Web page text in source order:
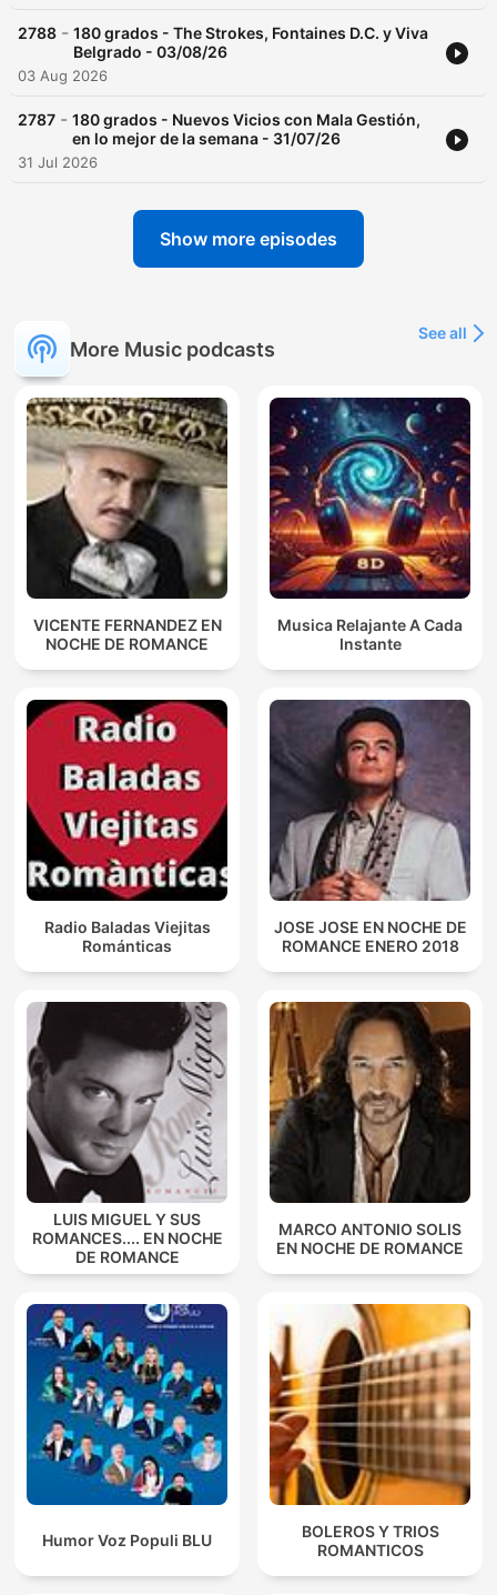
2788 - 180 grados - The Strokes, Fontaines D.C. y Viva
Belgrado - 03/08/26
03 Aug 2026
2787 - 180 grados - Nuevos Vicios con Mala Gestión,
en lo mejor de la semana - 31/07/26
31 Jul 2026
Show more episodes
More Music podcasts
See all
VICENTE FERNANDEZ EN
NOCHE DE ROMANCE
Musica Relajante A Cada
Instante
Radio Baladas Viejitas
Románticas
JOSE JOSE EN NOCHE DE
ROMANCE ENERO 2018
LUIS MIGUEL Y SUS
ROMANCES.... EN NOCHE
DE ROMANCE
MARCO ANTONIO SOLIS
EN NOCHE DE ROMANCE
Humor Voz Populi BLU
BOLEROS Y TRIOS
ROMANTICOS